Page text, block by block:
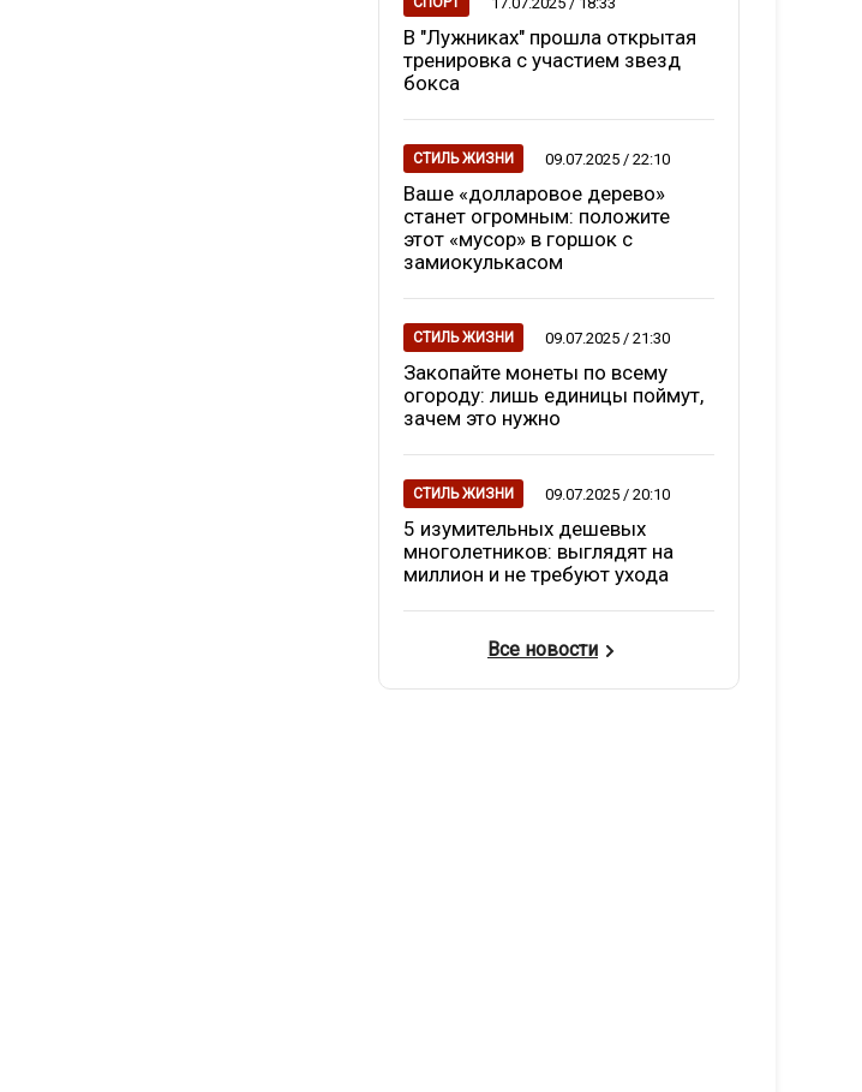
В "Лужниках" прошла открытая
тренировка с участием звезд
бокса
СТИЛЬ ЖИЗНИ 09.07.2025 / 22:10
Ваше «долларовое дерево»
станет огромным: положите
этот «мусор» в горшок с
замиокулькасом
СТИЛЬ ЖИЗНИ 09.07.2025 / 21:30
Закопайте монеты по всему
огороду: лишь единицы поймут,
зачем это нужно
СТИЛЬ ЖИЗНИ 09.07.2025 / 20:10
5 изумительных дешевых
многолетников: выглядят на
миллион и не требуют ухода
Все новости